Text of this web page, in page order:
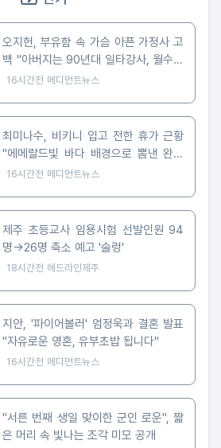
오지헌, 부유함 속 가슴 아픈 가정사 고
백 "아버지는 90년대 일타강사, 월수입
5천만 원"
16시간전 메디먼트뉴스
최미나수, 비키니 입고 전한 휴가 근황
"에메랄드빛 바다 배경으로 뽐낸 완벽
피지컬"
16시간전 메디먼트뉴스
제주 초등교사 임용시험 선발인원 94
명→26명 축소 예고 '술렁'
18시간전 헤드라인제주
지안, '파이어볼러' 엄정욱과 결혼 발표
"자유로운 영혼, 유부초밥 됩니다"
16시간전 메디먼트뉴스
"서른 번째 생일 맞이한 군인 로운", 짧
은 머리 속 빛나는 조각 미모 공개